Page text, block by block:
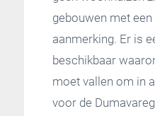
gebouwen met
aanmerking. Er is
beschikbaar
moet vallen om in
voor de